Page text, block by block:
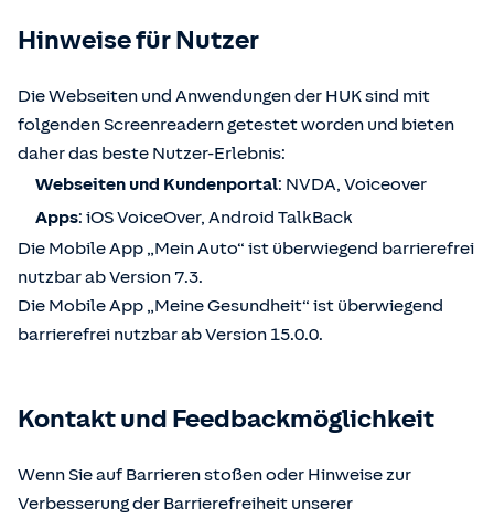
Hinweise für Nutzer
Die Webseiten und Anwendungen der HUK sind mit
folgenden Screenreadern getestet worden und bieten
daher das beste Nutzer-Erlebnis:
Webseiten und Kundenportal: NVDA, Voiceover
Apps: iOS VoiceOver, Android TalkBack
Die Mobile App „Mein Auto“ ist überwiegend barrierefrei
nutzbar ab Version 7.3.
Die Mobile App „Meine Gesundheit“ ist überwiegend
barrierefrei nutzbar ab Version 15.0.0.
Kontakt und Feedbackmöglichkeit
Wenn Sie auf Barrieren stoßen oder Hinweise zur
Verbesserung der Barrierefreiheit unserer